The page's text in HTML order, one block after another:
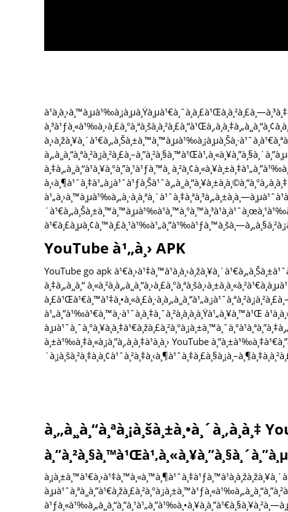
à¸‡à¸„à¸¸à¸“à¹à¸¥à¸°à¸”à¸¹à¹ƒà¸™à¸
YouTube à¹„à¸› APK
YouTube go apk
à¸‡à¸„à¸¸à¸“
à¹„à¸”à¹‰à¹€à¸™à¸·à¹ˆà¸­à¸‡à¸ˆà¸²à¸à¸­à¸­à¸Ÿà¹„à¸¥à¸™à¹Œ
à¸±à¹‰à¸‡à¸«à¸¡à¸”à¸‚à¸­à¸‡à¹à¸­à¸› YouTube